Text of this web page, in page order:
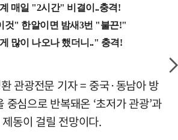
관광전문 기자 = 중국·동남아 방
중심으로 반복돼온 ‘초저가 관광’과
제동이 걸릴 전망이다.